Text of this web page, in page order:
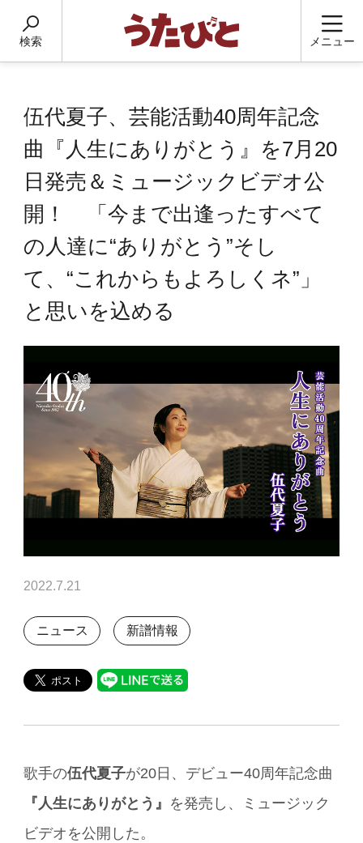
検索 メニュー
伍代夏子、芸能活動40周年記念
曲『人生にありがとう』を7月20
日発売＆ミュージックビデオ公
開！ 「今まで出逢ったすべて
の人達に“ありがとう”そし
て、“これからもよろしくネ”」
と思いを込める
2022.7.21
ニュース 新譜情報
歌手の伍代夏子が20日、デビュー40周年記念曲
『人生にありがとう』 を発売し、ミュージック
ビデオを公開した。